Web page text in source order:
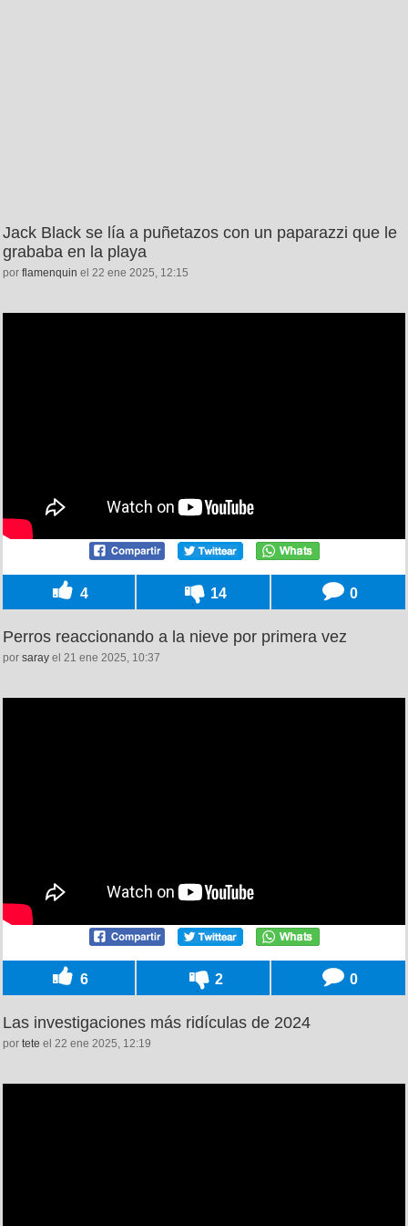
Jack Black se lía a puñetazos con un paparazzi que le
grababa en la playa
por flamenquin el 22 ene 2025, 12:15
4 14 0
Perros reaccionando a la nieve por primera vez
por saray el 21 ene 2025, 10:37
6 2 0
Las investigaciones más ridículas de 2024
por tete el 22 ene 2025, 12:19